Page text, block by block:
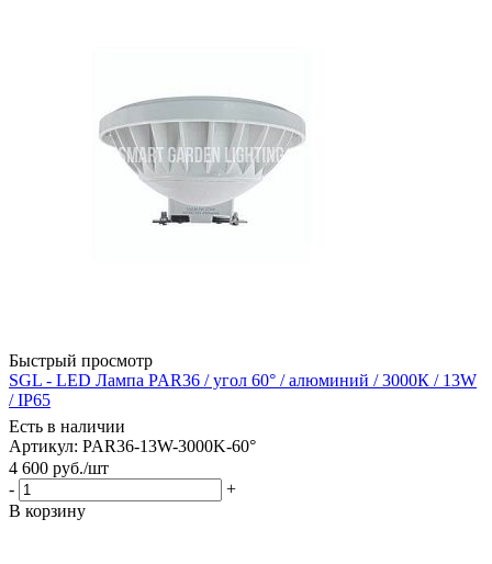
Быстрый просмотр
SGL - LED Лампа PAR36 / угол 60° / алюминий / 3000К / 13W
/ IP65
Есть в наличии
Артикул: PAR36-13W-3000K-60°
4 600 руб./шт
-
+
В корзину